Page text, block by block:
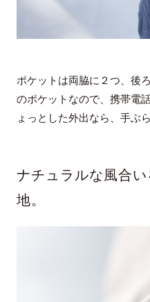
ポケットは両脇に２つ、後
のポケットなので、携帯電
ょっとした外出なら、手ぶ
ナチュラルな風合
地。